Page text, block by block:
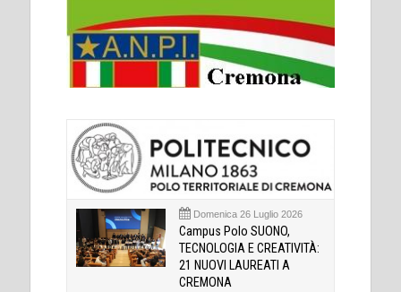
Domenica 26 Luglio 2026
Campus Polo SUONO,
TECNOLOGIA E CREATIVITÀ:
21 NUOVI LAUREATI A
CREMONA